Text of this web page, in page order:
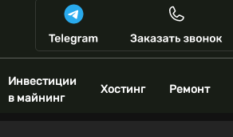
Инвестиции
в майнинг
Хостинг Ремонт